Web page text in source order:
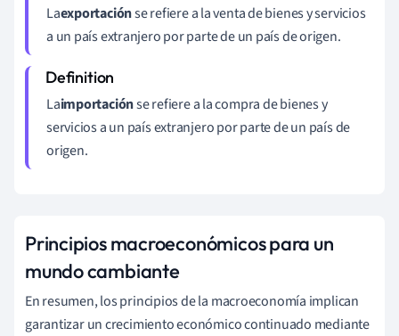
Laexportaciónse refiere a la venta de bienes y servicios
a un país extranjero por parte de un país de origen.
Laimportaciónse refiere a la compra de bienes y
servicios a un país extranjero por parte de un país de
origen.
Principios macroeconómicos para un
mundo cambiante
En resumen, los principios de la macroeconomía implican
garantizar un crecimiento económico continuado mediante